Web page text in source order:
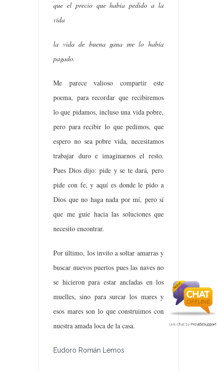
que el precio que había pedido a la
vida
la vida de buena gana me lo había
pagado.
Me parece valioso compartir este
poema, para recordar que recibiremos
lo que pidamos, incluso una vida pobre,
pero para recibir lo que pedimos, que
espero no sea pobre vida, necesitamos
trabajar duro e imaginarnos el resto.
Pues Dios dijo: pide y se te dará, pero
pide con fe, y aquí es donde le pido a
Dios que no haga nada por mí, pero sí
que me guíe hacia las soluciones que
necesito encontrar.
Por último, los invito a soltar amarras y
buscar nuevos puertos pues las naves no
se hicieron para estar ancladas en los
muelles, sino para surcar los mares y
esos mares son lo que construimos con
nuestra amada loca de la casa.
Eudoro Román Lemos